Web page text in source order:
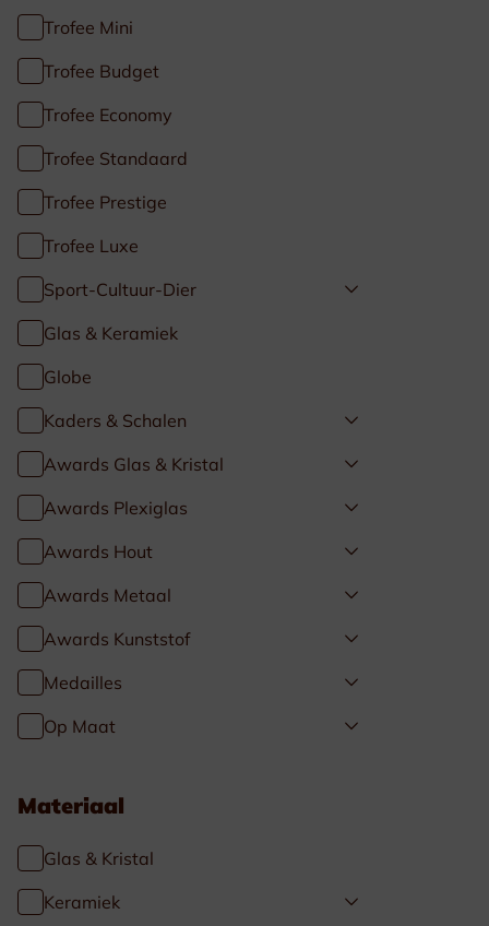
Trofee Mini
Trofee Budget
Trofee Economy
Trofee Standaard
Trofee Prestige
Trofee Luxe
Sport-Cultuur-Dier
Glas & Keramiek
Globe
Kaders & Schalen
Awards Glas & Kristal
Awards Plexiglas
Awards Hout
Awards Metaal
Awards Kunststof
Medailles
Op Maat
Materiaal
Glas & Kristal
Keramiek